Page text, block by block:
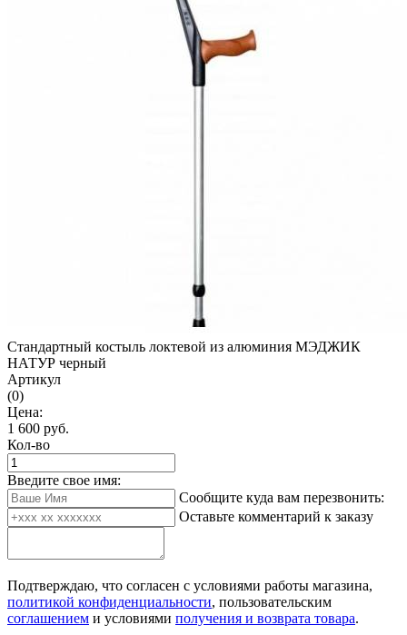
Стандартный костыль локтевой из алюминия МЭДЖИК
НАТУР черный
Артикул
(0)
Цена:
1 600 руб.
Кол-во
Введите свое имя:
Сообщите куда вам перезвонить:
Оставьте комментарий к заказу
Подтверждаю, что согласен с условиями работы магазина,
политикой конфиденциальности, пользовательским
соглашением и условиями получения и возврата товара.